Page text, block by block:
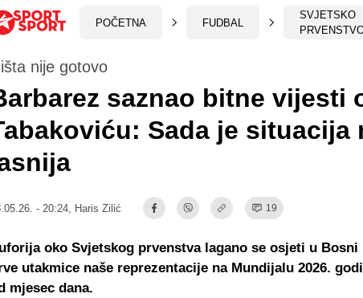
POČETNA FUDBAL
SVJETSKO
nije gotovo
saznao bitne vijesti
Sada je situacija
- 20:24, Haris Zilić 19
oko Svjetskog prvenstva lagano se osjeti u
utakmice naše reprezentacije na Mundijalu 2026.
mjesec dana.